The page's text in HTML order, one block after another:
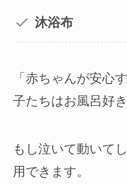
沐浴布
「赤ちゃんが安心
子たちはお風呂好
もし泣いて動いて
用できます。